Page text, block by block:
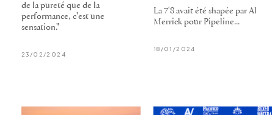
de la pureté que de la
performance, c'est une
sensation."
23/02/2024
La 7'8 avait été shapée par Al
Merrick pour Pipeline...
18/01/2024